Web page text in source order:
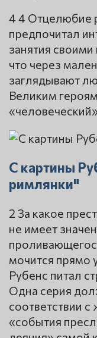
4 4 Отцелюбие
предпочитал
занятия
что через
заглядывают
Великим
С картины
римлянки"
2 За какое
не имеет
мочится прямо
Рубенс питал
Одна серия
соответствии
«события